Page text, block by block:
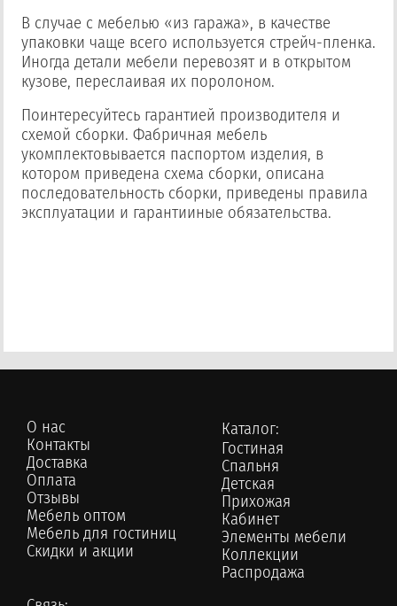
В случае с мебелью «из гаража», в качестве
упаковки чаще всего используется стрейч-пленка.
Иногда детали мебели перевозят и в открытом
кузове, переслаивая их поролоном.
Поинтересуйтесь гарантией производителя и
схемой сборки. Фабричная мебель
укомплектовывается паспортом изделия, в
котором приведена схема сборки, описана
последовательность сборки, приведены правила
эксплуатации и гарантииные обязательства.
О нас
Контакты
Доставка
Оплата
Отзывы
Мебель оптом
Мебель для гостиниц
Скидки и акции
Каталог:
Гостиная
Спальня
Детская
Прихожая
Кабинет
Элементы мебели
Коллекции
Распродажа